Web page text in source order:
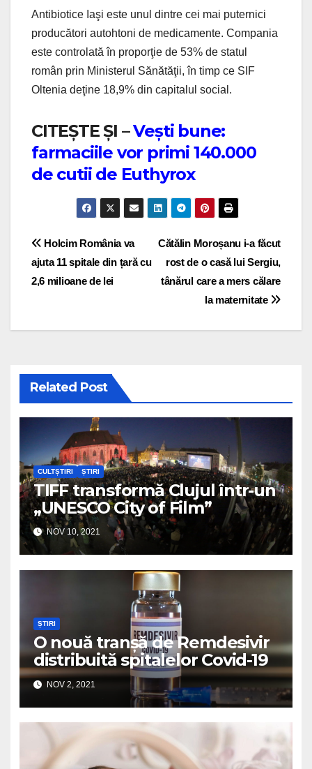
Antibiotice Iaşi este unul dintre cei mai puternici
producători autohtoni de medicamente. Compania
este controlată în proporţie de 53% de statul
român prin Ministerul Sănătăţii, în timp ce SIF
Oltenia deţine 18,9% din capitalul social.
CITEȘTE ȘI –Vești bune:
farmaciile vor primi 140.000
de cutii de Euthyrox
Post navigationCătălin Moroșanu i-a făcut
rost de o casă lui Sergiu,
tânărul care a mers călare
la maternitate
Holcim România va
ajuta 11 spitale din țară cu
2,6 milioane de lei
Related Post
CULTȘTIRI ȘTIRI
TIFF transformă Clujul într-un
„UNESCO City of Film”
NOV 10, 2021
ȘTIRI
O nouă tranșă de Remdesivir
distribuită spitalelor Covid-19
NOV 2, 2021